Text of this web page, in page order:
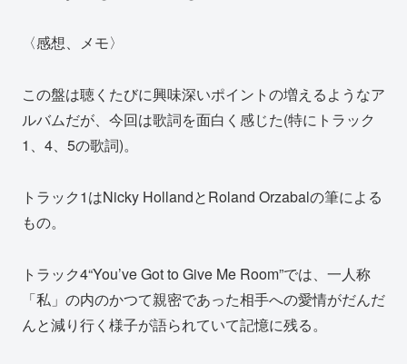
〈感想、メモ〉
この盤は聴くたびに興味深いポイントの増えるようなア
ルバムだが、今回は歌詞を面白く感じた(特にトラック
1、4、5の歌詞)。
トラック1はNicky HollandとRoland Orzabalの筆による
もの。
トラック4“You’ve Got to Give Me Room”では、一人称
「私」の内のかつて親密であった相手への愛情がだんだ
んと減り行く様子が語られていて記憶に残る。